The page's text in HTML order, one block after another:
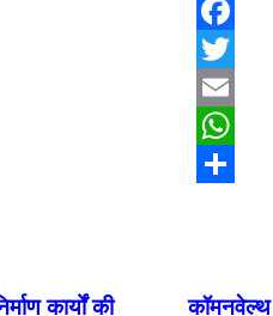
Facebook
Twitter
Email
WhatsApp
कार्यों की